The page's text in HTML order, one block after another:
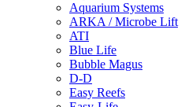
Aquarium Systems
ARKA / Microbe Lift
ATI
Blue Life
Bubble Magus
D-D
Easy Reefs